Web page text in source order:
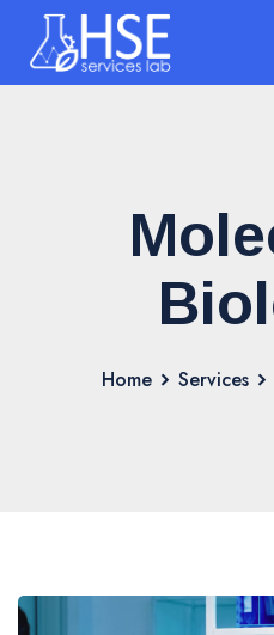
Home Services